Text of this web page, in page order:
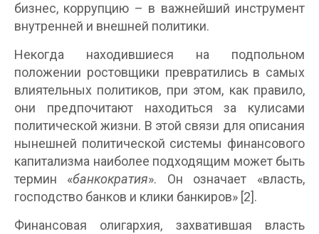
бизнес, коррупцию – в важнейший инструмент
внутренней и внешней политики.
Некогда находившиеся на подпольном
положении ростовщики превратились в самых
влиятельных политиков, при этом, как правило,
они предпочитают находиться за кулисами
политической жизни. В этой связи для описания
нынешней политической системы финансового
капитализма наиболее подходящим может быть
термин «банкократия». Он означает «власть,
господство банков и клики банкиров» [2].
Финансовая олигархия, захватившая власть